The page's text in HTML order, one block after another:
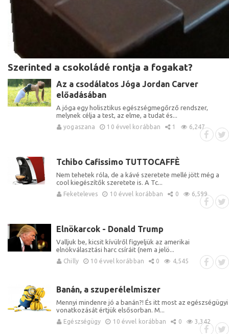
Szerinted a csokoládé rontja a fogakat?
Az a csodálatos Jóga Jordan Carver
előadásában
A jóga egy holisztikus egészségmegőrző rendszer,
melynek célja a test, az elme, a tudat és...
yogaszana 10 évvel korábban 1 6,247
Tchibo Cafissimo TUTTOCAFFÈ
Nem tehetek róla, de a kávé szeretete mellé jött még a
cool kiegészítők szeretete is. A Tc...
Feketeleves 10 évvel korábban 0 6,599
Elnökarcok - Donald Trump
Valljuk be, kicsit kívülről figyeljük az amerikai
elnökválasztási harc csíráit (nem a jelö...
Chilly 10 évvel korábban 0 4,545
Banán, a szuperélelmiszer
Mennyi mindenre jó a banán?! És itt most az egészségügyi
vonatkozását értjük elsősorban. M...
Egészségügy 10 évvel korábban 0 3,342